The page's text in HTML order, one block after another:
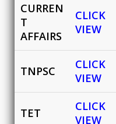
CURREN
T
AFFAIRS
CLICK
VIEW
TNPSC
CLICK
VIEW
TET
CLICK
VIEW